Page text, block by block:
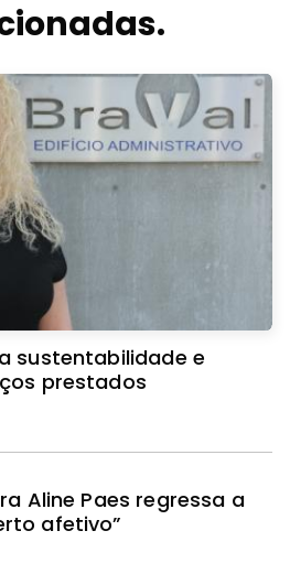
sustentabilidade e
prestados
Aline Paes regressa a
afetivo”